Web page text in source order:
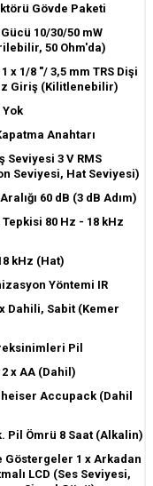
Gövde Paketi
Gücü 10/30/50 mW
50 Ohm'da)
1 x 1/8 "/ 3,5 mm TRS Dişi
Giriş (Kilitlenebilir)
Yok
Anahtarı
Seviyesi 3 V RMS
Seviyesi, Hat Seviyesi)
60 dB (3 dB Adım)
80 Hz - 18 kHz
kHz (Hat)
Yöntemi IR
Dahili, Sabit (Kemer
Pil
x AA (Dahil)
Accupack (Dahil
Pil Ömrü 8 Saat (Alkalin)
Göstergeler 1 x Arkadan
LCD (Ses Seviyesi,